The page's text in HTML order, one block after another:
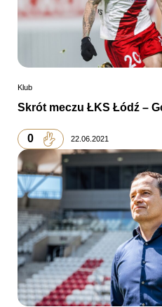
Klub
Skrót meczu ŁKS Łódź –
0 22.06.2021